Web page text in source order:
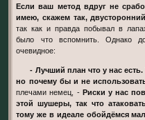
Если ваш метод вдруг не
имею, скажем так,
так как и правда побывал в
было что вспомнить. Однако
очевидное:
- Лучший план что у нас есть. У вас определенно талант к этому,
но почему бы и не
плечами немец, - Риски у нас
этой шушеры, так что
тому же в идеале обойдёмся